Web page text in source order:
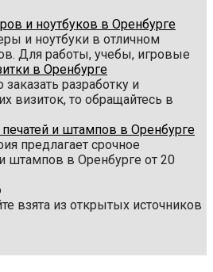
и ноутбуков в Оренбурге
и ноутбуки в отличном
Для работы, учебы, игровые
в Оренбурге
разработку и
визиток, то обращайтесь в
и штампов в Оренбурге
предлагает срочное
штампов в Оренбурге от 20
взята из открытых источников